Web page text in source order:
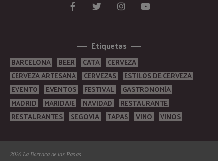
Etiquetas
BARCELONA BEER CATA
CERVEZA
CERVEZA ARTESANA
CERVEZAS
ESTILOS DE CERVEZA
EVENTO
EVENTOS FESTIVAL
GASTRONOMÍA
MADRID
MARIDAJE NAVIDAD
RESTAURANTE
RESTAURANTES
SEGOVIA TAPAS VINO VINOS
2026 La Barraca de las Papas